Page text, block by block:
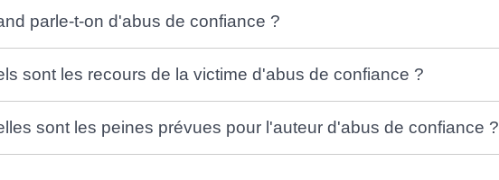
parle-t-on d'abus de confiance ?
sont les recours de la victime d'abus de confiance ?
sont les peines prévues pour l'auteur d'abus de confiance ?